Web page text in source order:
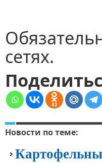
сетях.
42
Новости по теме: